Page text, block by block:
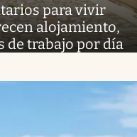
para vivir
alojamiento,
de trabajo por día